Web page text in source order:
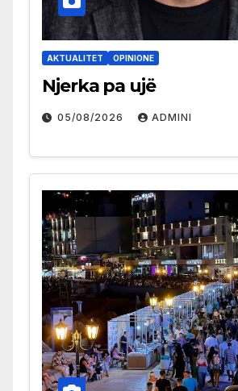
AKTUALITET OPINIONE
Njerka pa ujë
05/08/2026 ADMINI